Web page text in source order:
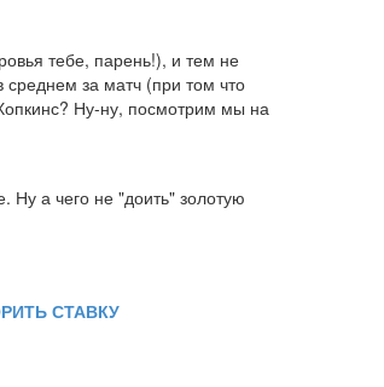
тебе, парень!), и тем не
за матч (при том что
Ну-ну, посмотрим мы на
а чего не "доить" золотую
СТАВКУ